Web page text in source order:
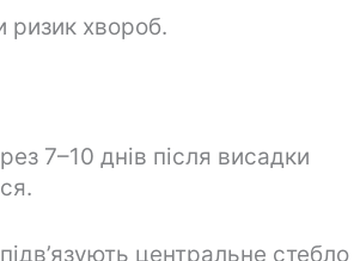
ризик хвороб.
7–10 днів після висадки
центральне стебло